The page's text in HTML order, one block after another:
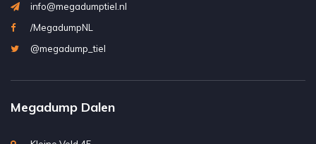
info@megadumptiel.nl
/MegadumpNL
@megadump_tiel
Megadump Dalen